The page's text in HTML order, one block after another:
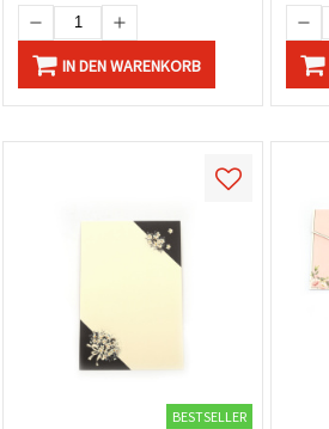
IN DEN WARENKORB
BESTSELLER